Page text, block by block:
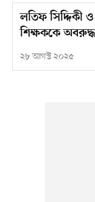
লতিফ সিদ্দিকী ও
শিক্ষককে
২৮ আগস্ট ২০২৫